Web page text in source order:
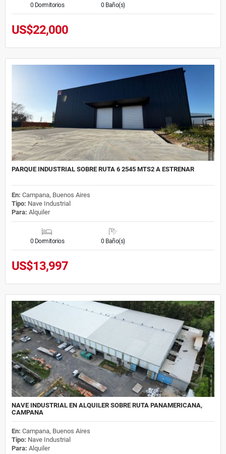
0 Dormitorios 0 Baño(s)
US$22,000
PARQUE INDUSTRIAL SOBRE RUTA 6 2545 MTS2 A ESTRENAR
En: Campana, Buenos Aires
Tipo: Nave Industrial
Para: Alquiler
0 Dormitorios 0 Baño(s)
US$13,997
NAVE INDUSTRIAL EN ALQUILER SOBRE RUTA PANAMERICANA,
CAMPANA
En: Campana, Buenos Aires
Tipo: Nave Industrial
Para: Alquiler